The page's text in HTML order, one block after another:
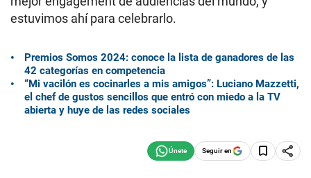
estuvimos ahí para celebrarlo.
Premios Somos 2024: conoce la lista de ganadores de las
42 categorías en competencia
“Mi vacilón es cocinarles a mis amigos”: Luciano Mazzetti,
el chef de gustos sencillos que entró con miedo a la TV
abierta y huye de las redes sociales
Seguir en